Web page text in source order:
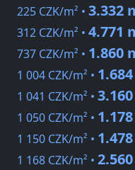
225 CZK/m² • 3.332
312 CZK/m² • 4.771
737 CZK/m² • 1.860
1 004 CZK/m² •
1 041 CZK/m² •
1 050 CZK/m² •
1 150 CZK/m² •
1 168 CZK/m² •